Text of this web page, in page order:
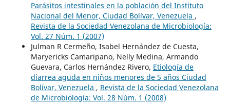
Parásitos intestinales en la población del Instituto
Nacional del Menor, Ciudad Bolívar, Venezuela ,
Revista de la Sociedad Venezolana de Microbiología:
Vol. 27 Núm. 1 (2007)
Julman R Cermeño, Isabel Hernández de Cuesta,
Maryericks Camaripano, Nelly Medina, Armando
Guevara, Carlos Hernández Rivero, Etiología de
diarrea aguda en niños menores de 5 años Ciudad
Bolívar, Venezuela , Revista de la Sociedad Venezolana
de Microbiología: Vol. 28 Núm. 1 (2008)